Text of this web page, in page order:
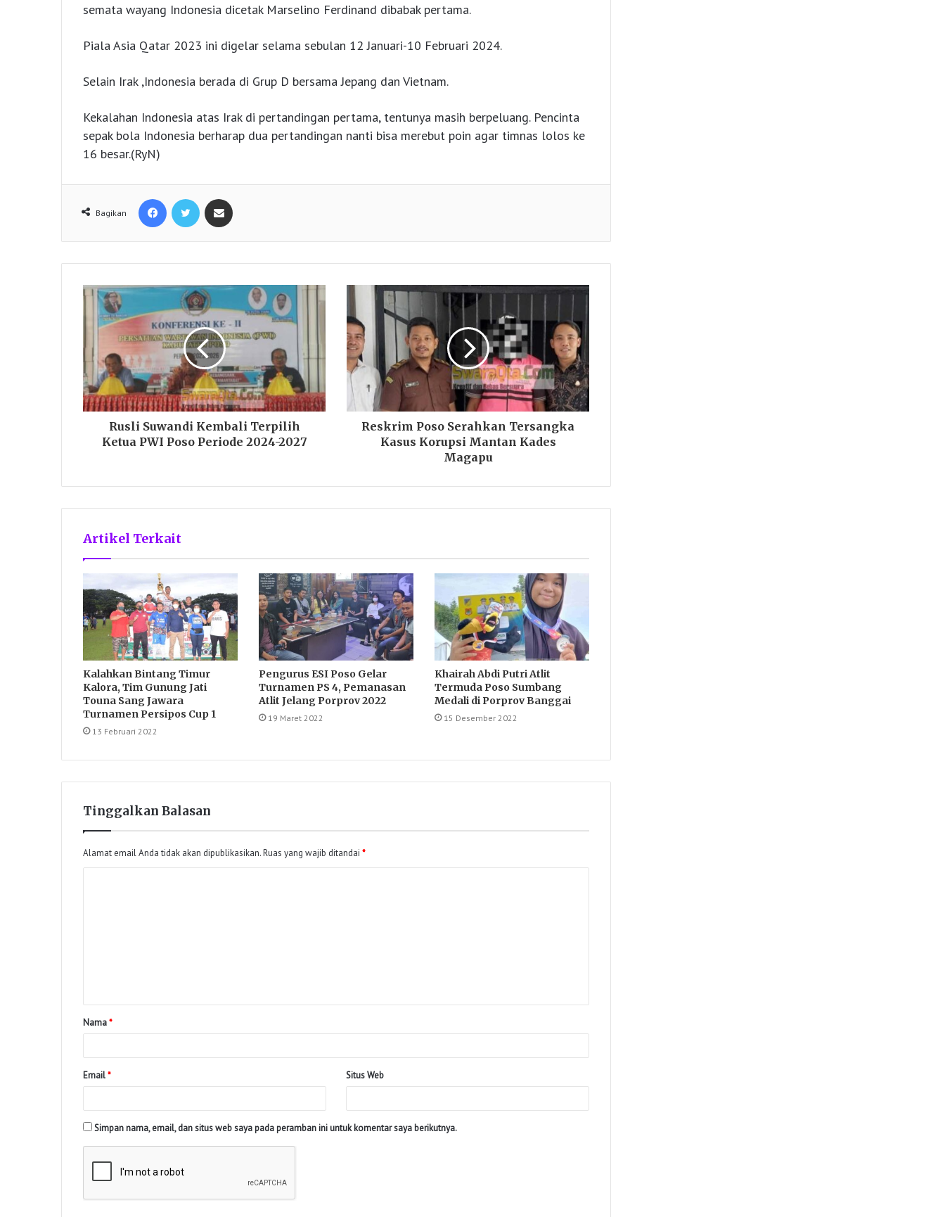
semata wayang Indonesia dicetak Marselino Ferdinand dibabak pertama.
Piala Asia Qatar 2023 ini digelar selama sebulan 12 Januari-10 Februari 2024.
Selain Irak ,Indonesia berada di Grup D bersama Jepang dan Vietnam.
Kekalahan Indonesia atas Irak di pertandingan pertama, tentunya masih berpeluang. Pencinta
sepak bola Indonesia berharap dua pertandingan nanti bisa merebut poin agar timnas lolos ke
16 besar.(RyN)
Bagikan
Facebook Twitter
Rusli Suwandi Kembali Terpilih
Ketua PWI Poso Periode 2024-2027
Reskrim Poso Serahkan Tersangka
Kasus Korupsi Mantan Kades
Magapu
Artikel Terkait
Kalahkan Bintang Timur
Kalora, Tim Gunung Jati
Touna Sang Jawara
Turnamen Persipos Cup 1
13 Februari 2022
Pengurus ESI Poso Gelar
Turnamen PS 4, Pemanasan
Atlit Jelang Porprov 2022
19 Maret 2022
Khairah Abdi Putri Atlit
Termuda Poso Sumbang
Medali di Porprov Banggai
15 Desember 2022
Tinggalkan Balasan
Alamat email Anda tidak akan dipublikasikan.Ruas yang wajib ditandai *
Nama*
Email* Situs Web
Simpan nama, email, dan situs web saya pada peramban ini untuk komentar saya berikutnya.